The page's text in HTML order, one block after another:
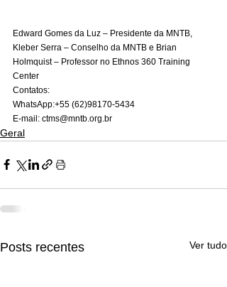
Edward Gomes da Luz – Presidente da MNTB,
Kleber Serra – Conselho da MNTB e Brian
Holmquist – Professor no Ethnos 360 Training
Center
Contatos:
WhatsApp:+55 (62)98170-5434
E-mail: ctms@mntb.org.br
Geral
Posts recentes Ver tudo